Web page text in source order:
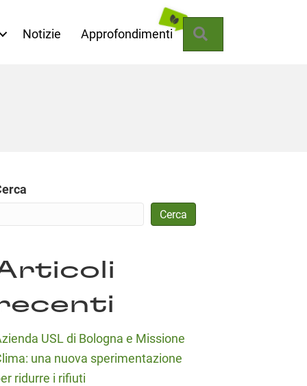
Notizie Approfondimenti
Cerca
USL di Bologna e Missione
una nuova sperimentazione
ridurre i rifiuti